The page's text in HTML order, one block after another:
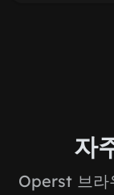
자
Operst 브라